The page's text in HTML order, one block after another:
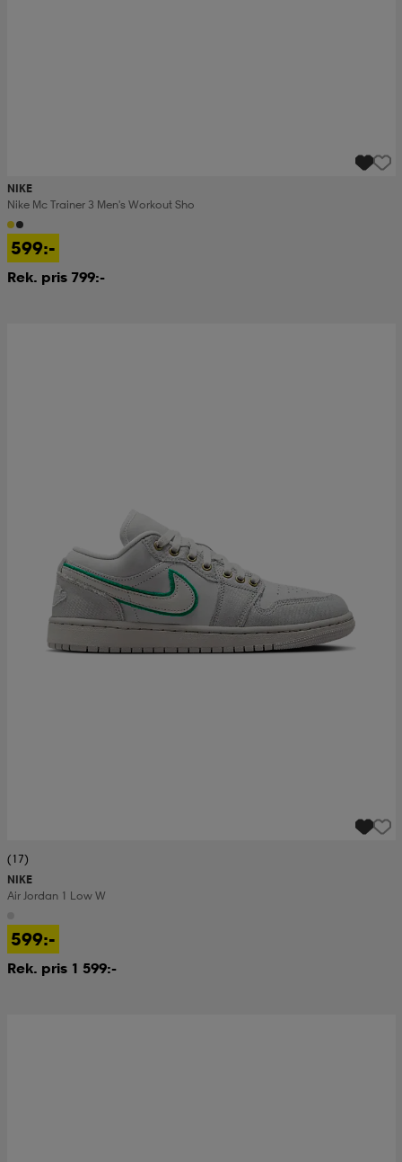
NIKE
Nike Mc Trainer 3 Men's Workout Sho
599:-
Rek. pris 799:-
(17)
NIKE
Air Jordan 1 Low W
599:-
Rek. pris 1 599:-